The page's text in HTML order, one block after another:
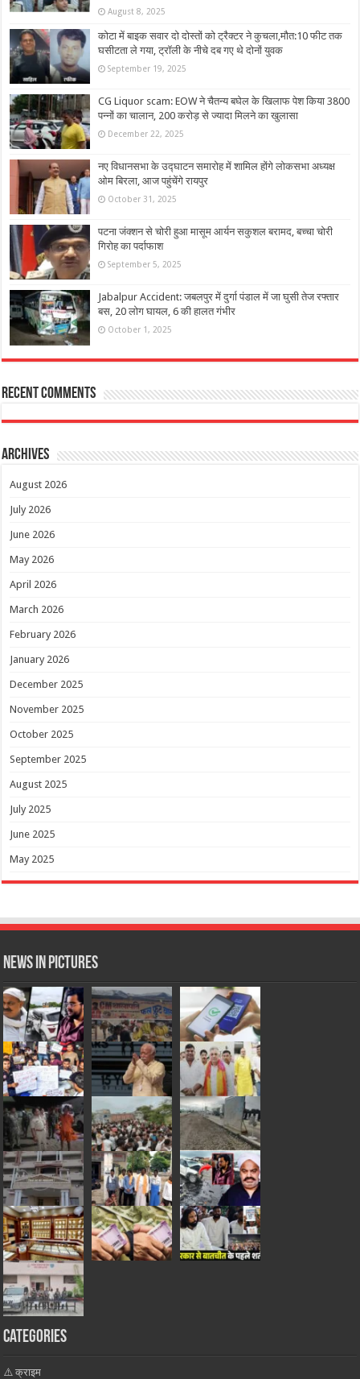
August 8, 2025
कोटा में बाइक सवार दो दोस्तों को ट्रैक्टर ने कुचला,मौत:10 फीट तक
घसीटता ले गया, ट्रॉली के नीचे दब गए थे दोनों युवक
September 19, 2025
CG Liquor scam: EOW ने चैतन्य बघेल के खिलाफ पेश किया 3800
पन्नों का चालान, 200 करोड़ से ज्यादा मिलने का खुलासा
December 22, 2025
नए विधानसभा के उद्घाटन समारोह में शामिल होंगे लोकसभा अध्यक्ष
ओम बिरला, आज पहुंचेंगे रायपुर
October 31, 2025
पटना जंक्शन से चोरी हुआ मासूम आर्यन सकुशल बरामद, बच्चा चोरी
गिरोह का पर्दाफाश
September 5, 2025
Jabalpur Accident: जबलपुर में दुर्गा पंडाल में जा घुसी तेज रफ्तार
बस, 20 लोग घायल, 6 की हालत गंभीर
October 1, 2025
Recent Comments
Archives
August 2026
July 2026
June 2026
May 2026
April 2026
March 2026
February 2026
January 2026
December 2025
November 2025
October 2025
September 2025
August 2025
July 2025
June 2025
May 2025
News in Pictures
Categories
⚠️ क्राइम